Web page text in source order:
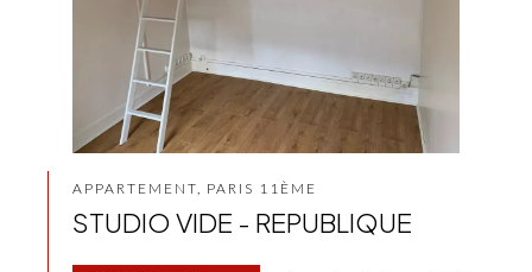
APPARTEMENT, PARIS 11ÈME
STUDIO VIDE - REPUBLIQUE